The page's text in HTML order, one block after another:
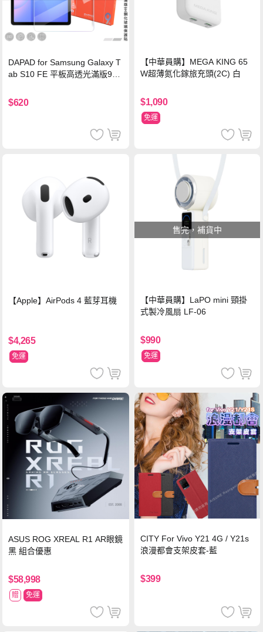
DAPAD for Samsung Galaxy T
ab S10 FE 平板高透光滿版9H
$620
【中華員購】MEGA KING 65
W超薄氮化鎵旅充頭(2C) 白
$1,090
免運
【Apple】AirPods 4 藍芽耳機
$4,265
免運
售完，補貨中
【中華員購】LaPO mini 頸掛
式製冷風扇 LF-06
$990
免運
ASUS ROG XREAL R1 AR眼鏡
黑 組合優惠
$58,998
贈 免運
CITY For Vivo Y21 4G / Y21s
浪漫都會支架皮套-藍
$399